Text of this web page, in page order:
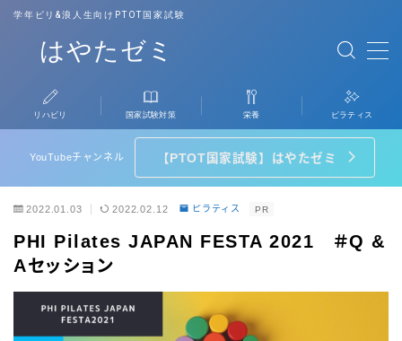
はやたゼミ
学年ビリ&浪人生向けPTOT国家試験
MENU
リハビリ
ピラティス
リハビリ 国家試験対策 栄養 ピラティス
YouTubeチャンネル 【PTOT国家試験】はやたゼミ
2022.01.03 2022.02.12 ピラティス PR
PHI Pilates JAPAN FESTA 2021 ＃Q &
Aセッション